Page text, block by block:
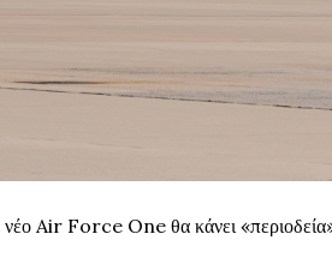
Air Force One θα κάνει